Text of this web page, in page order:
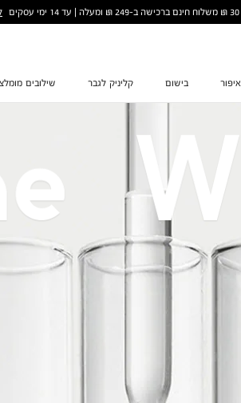
איפור בישום קליניק לגבר שילובים